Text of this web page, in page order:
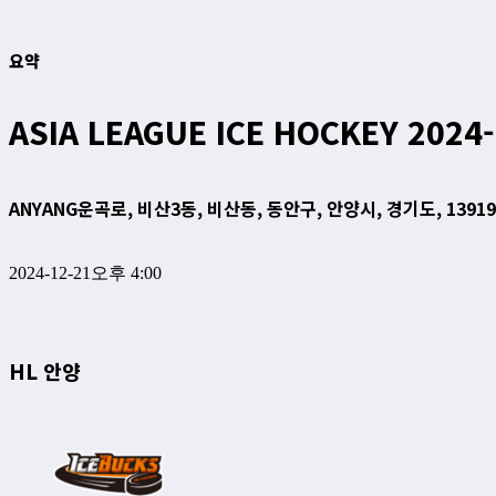
요약
ASIA LEAGUE ICE HOCKEY
ANYANG운곡로, 비산3동, 비산동, 동안구, 안양시, 경기도,
2024-12-21 오후 4:00
HL 안양